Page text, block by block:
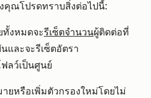
คุณโปรดทราบสิ่งต่อไปนี้:
ทั้งหมดจะรีเซ็ตจำนวนผู้ติดต่อที่
และจะรีเซ็ตอัตรา
ลว์เป็นศูนย์
ยหรือเพิ่มตัวกรองใหม่โดยไม่